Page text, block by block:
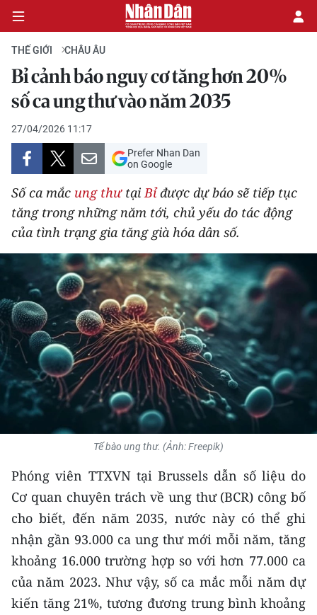
CHÍNH TRỊ
KINH TẾ
VĂN HÓA
XÃ HỘI
PHÁP LUẬT
DU LỊCH
THẾ GIỚI
THỂ THAO
GIÁO DỤC
Y TẾ
KHOA HỌC - CÔNG NGHỆ
MÔI TRƯỜNG
BẠN ĐỌC
KIỂM CHỨNG THÔNG TIN
TRI THỨC CHUYÊN SÂU
54 DÂN TỘC VIỆT NAM
THẾ GIỚI CHÂU ÂU
Bỉ cảnh báo nguy cơ tăng hơn 20%
số ca ung thư vào năm 2035
27/04/2026 11:17
Prefer Nhan Dan
on Google
Số ca mắc ung thưtạiBỉđược dự báo sẽ tiếp tục
tăng trong những năm tới, chủ yếu do tác động
của tình trạng gia tăng già hóa dân số.
Tế bào ung thư. (Ảnh: Freepik)
Phóng viên TTXVN tại Brussels dẫn số liệu do
Cơ quan chuyên trách về ung thư (BCR) công bố
cho biết, đến năm 2035, nước này có thể ghi
nhận gần 93.000 ca ung thư mới mỗi năm, tăng
khoảng 16.000 trường hợp so với hơn 77.000 ca
của năm 2023. Như vậy, số ca mắc mỗi năm dự
kiến tăng 21%, tương đương trung bình khoảng